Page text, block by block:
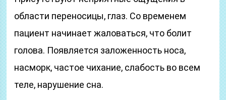
области переносицы, глаз. Со временем
пациент начинает жаловаться, что болит
голова. Появляется заложенность носа,
насморк, частое чихание, слабость во всем
теле, нарушение сна.